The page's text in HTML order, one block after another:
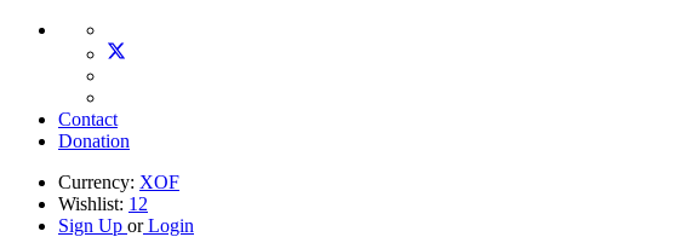
Contact
Donation
Currency: XOF
Wishlist: 12
Sign Up orLogin